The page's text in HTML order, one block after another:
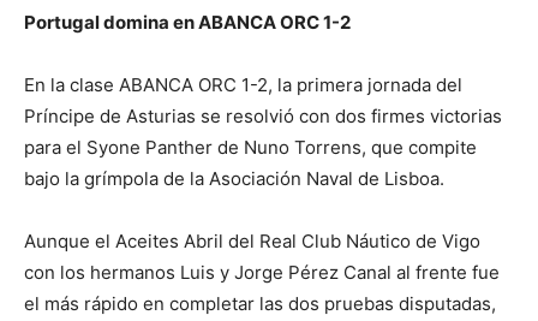
Portugal domina en ABANCA ORC 1-2
En la clase ABANCA ORC 1-2, la primera jornada del
Príncipe de Asturias se resolvió con dos firmes victorias
para el Syone Panther de Nuno Torrens, que compite
bajo la grímpola de la Asociación Naval de Lisboa.
Aunque el Aceites Abril del Real Club Náutico de Vigo
con los hermanos Luis y Jorge Pérez Canal al frente fue
el más rápido en completar las dos pruebas disputadas,